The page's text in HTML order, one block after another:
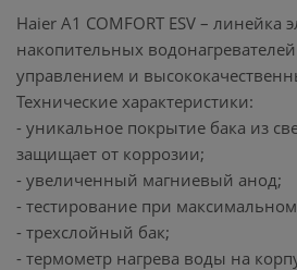
Haier A1 COMFORT ESV – линейка
накопительных
управлением и
Технические характеристики:
- уникальное покрытие бака из
защищает от коррозии;
- увеличенный магниевый анод;
- тестирование при
- трехслойный бак;
- термометр нагрева воды на